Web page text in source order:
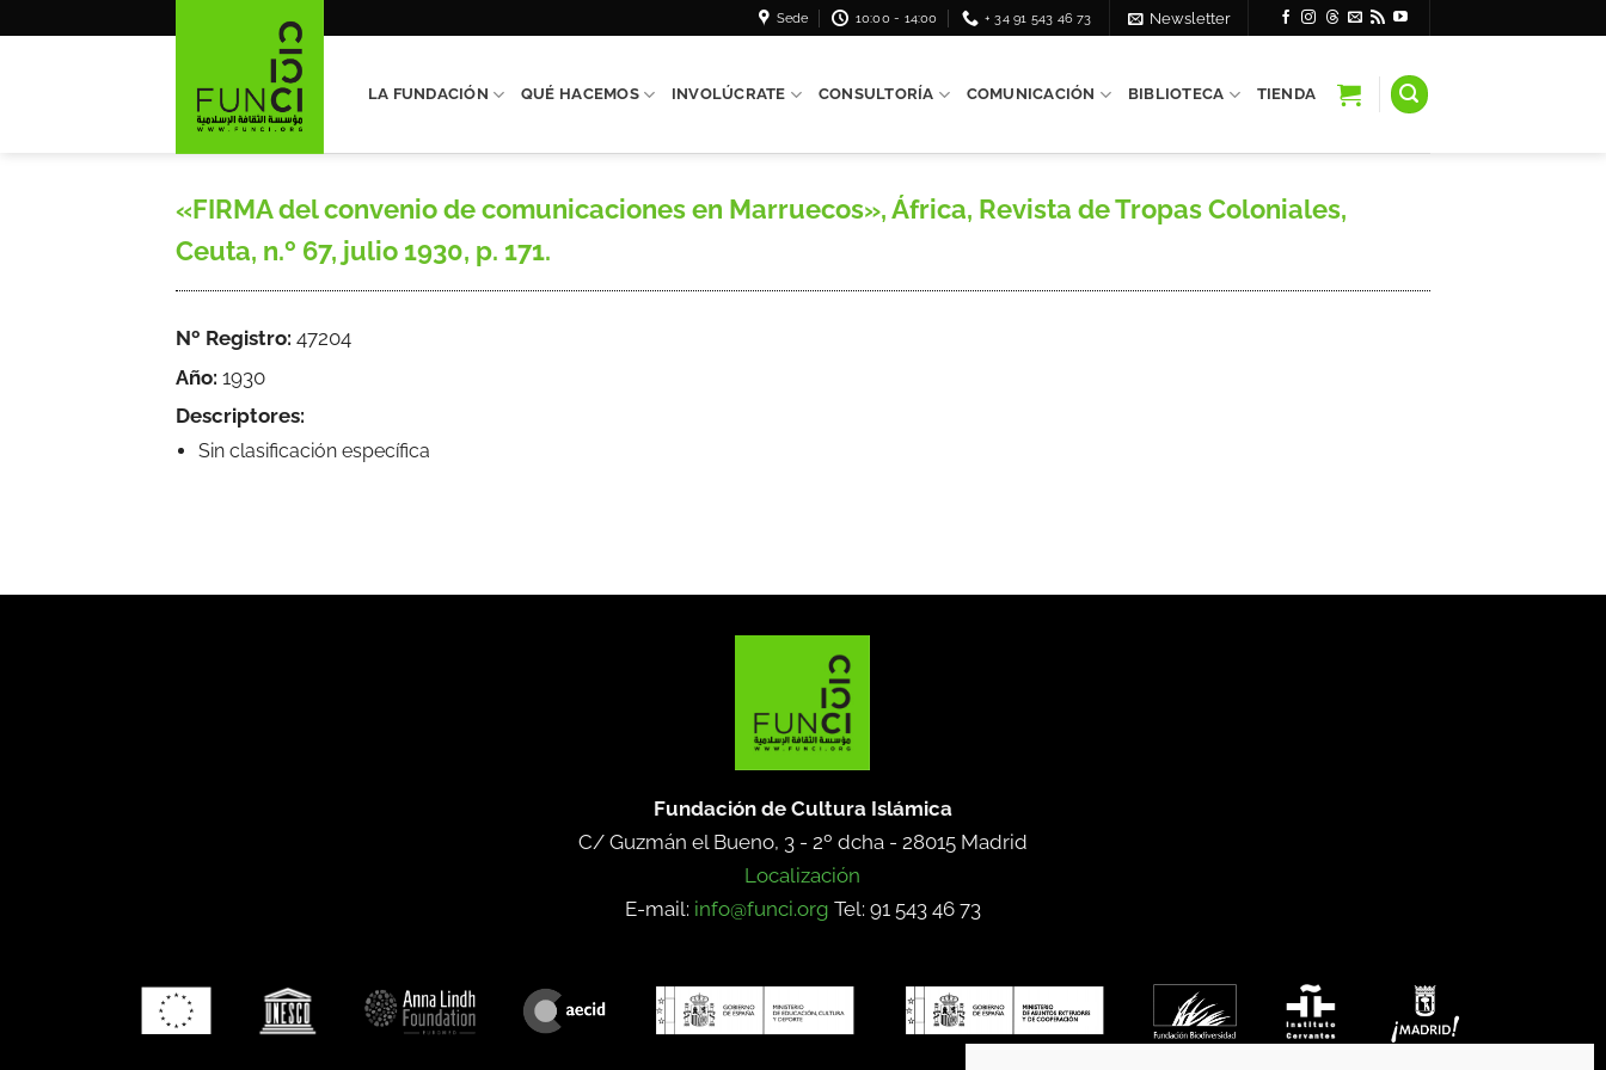
Sede 10:00 - 14:00 + 34 91 543 46 73 Newsletter
LA FUNDACIÓN QUÉ HACEMOS INVOLÚCRATE CONSULTORÍA COMUNICACIÓN BIBLIOTECA TIENDA
«FIRMA del convenio de comunicaciones en Marruecos», África, Revista de Tropas Coloniales,
Ceuta, n.º 67, julio 1930, p. 171.
Nº Registro: 47204
Año: 1930
Descriptores:
Sin clasificación específica
Fundación de Cultura Islámica
C/ Guzmán el Bueno, 3 - 2º dcha - 28015 Madrid
Localización
E-mail: info@funci.org Tel: 91 543 46 73